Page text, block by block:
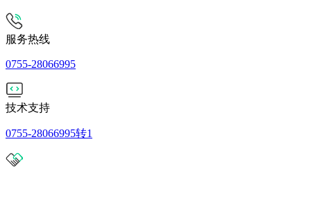
服务热线
0755-28066995
技术支持
0755-28066995转1